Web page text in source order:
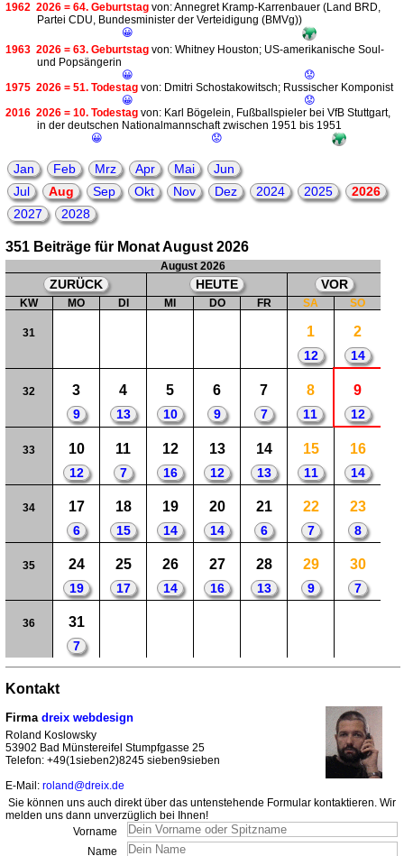
1962 2026 = 64. Geburtstag von: Annegret Kramp-Karrenbauer (Land BRD,
Partei CDU, Bundesminister der Verteidigung (BMVg))
😀
1963 2026 = 63. Geburtstag von: Whitney Houston; US-amerikanische Soul-
und Popsängerin
😀
😟
1975 2026 = 51. Todestag von: Dmitri Schostakowitsch; Russischer Komponist
😀
😟
2016 2026 = 10. Todestag von: Karl Bögelein, Fußballspieler bei VfB Stuttgart,
in der deutschen Nationalmannschaft zwischen 1951 bis 1951
😀
😟
Jan Feb Mrz Apr Mai
Jun
Jul
Aug Sep Okt Nov Dez 2024 2025
2026
2027
2028
351 Beiträge für Monat August 2026
August 2026
ZURÜCK HEUTE VOR
KW MO DI MI DO FR SA SO
31 1
12
2
14
32 3
9
4
13
5
10
6
9
7
7
8
11
9
12
33 10
12
11
7
12
16
13
12
14
13
15
11
16
14
34 17
6
18
15
19
14
20
14
21
6
22
7
23
8
35 24
19
25
17
26
14
27
16
28
13
29
9
30
7
36 31
7
Kontakt
Firma dreix webdesign
Roland Koslowsky
53902 Bad Münstereifel Stumpfgasse 25
Telefon: +49(1sieben2)8245 sieben9sieben
E-Mail: roland@dreix.de
Sie können uns auch direkt über das untenstehende Formular kontaktieren. Wir
melden uns dann unverzüglich bei Ihnen!
Vorname
Name